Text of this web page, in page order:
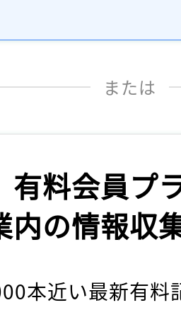
または
有料会員プ
内の情報収
本近い最新有料